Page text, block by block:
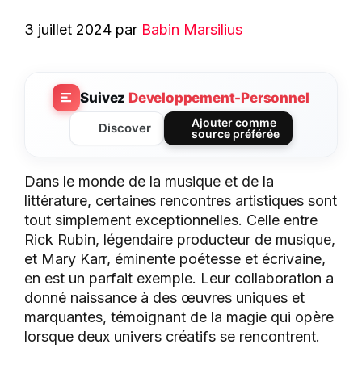
3 juillet 2024 par Babin Marsilius
Suivez Developpement-Personnel
Discover
Ajouter comme
source préférée
Dans le monde de la musique et de la
littérature, certaines rencontres artistiques sont
tout simplement exceptionnelles. Celle entre
Rick Rubin, légendaire producteur de musique,
et Mary Karr, éminente poétesse et écrivaine,
en est un parfait exemple. Leur collaboration a
donné naissance à des œuvres uniques et
marquantes, témoignant de la magie qui opère
lorsque deux univers créatifs se rencontrent.